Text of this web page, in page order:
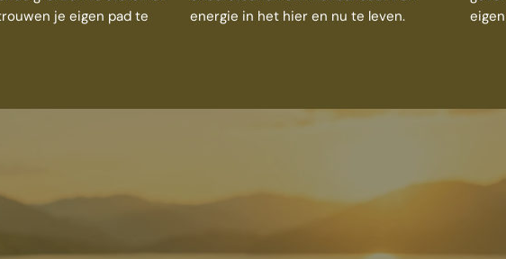
je eigen pad te
energie in het hier en nu te leven.